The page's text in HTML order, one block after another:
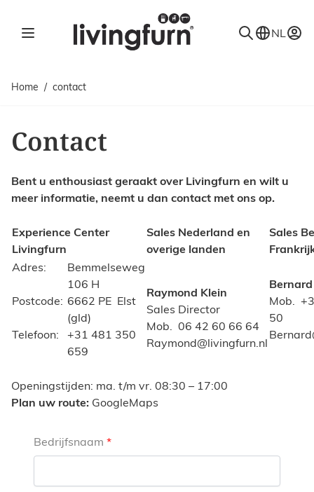
NL
Home / contact
Contact
Bent u enthousiast geraakt over Livingfurn en wilt u
meer informatie, neemt u dan contact met ons op.
Experience Center
Livingfurn
Sales Nederland en
overige landen
Sales
Adres:
Postcode:
Telefoon:
Bemmelseweg
106 H
6662 PE Elst
(gld)
+31 481 350
659
Raymond Klein
Sales Director
Mob. 06 42 60 66 64
Raymond@livingfurn.nl
Mob.
50
Openingstijden: ma. t/m vr. 08:30 – 17:00
Plan uw route: GoogleMaps
Bedrijfsnaam